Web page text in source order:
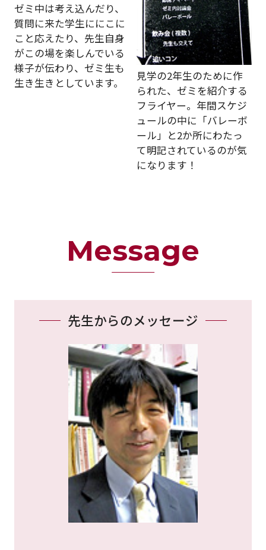
ゼミ中は考え込んだり、
質問に来た学生ににこに
こと応えたり、先生自身
がこの場を楽しんでいる
様子が伝わり、ゼミ生も
生き生きとしています。
見学の2年生のために作
られた、ゼミを紹介する
フライヤー。年間スケジ
ュールの中に「バレーボ
ール」と2か所にわたっ
て明記されているのが気
になります！
Message
先生からのメッセージ